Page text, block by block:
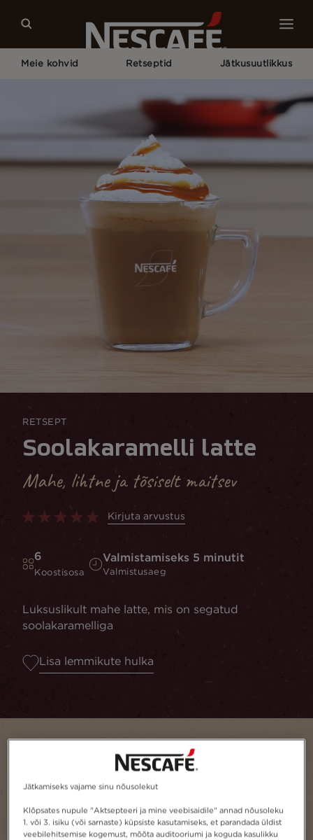
Meie kohvid Retseptid Jätkusuutlikkus
Meie Kohviretseptid
Soolakaramelli Latte
RETSEPT
Soolakaramelli latte
Mahe, lihtne ja tõsiselt maitsev
Kirjuta arvustus
6
Koostisosa
Valmistamiseks 5 minutit
Valmistusaeg
Luksuslikult mahe latte, mis on segatud
soolakaramelliga
Lisa lemmikute hulka
Jätkamiseks vajame sinu nõusolekut
Klõpsates nupule "Aktsepteeri ja mine veebisaidile" annad nõusoleku
1. või 3. isiku (või sarnaste) küpsiste kasutamiseks, et parandada üldist
veebilehitsemise kogemust, mõõta auditooriumi ja koguda kasulikku